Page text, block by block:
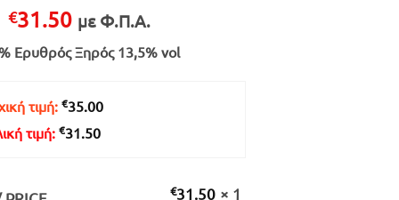
Original
was:
€31.50Η
τρέχουσα
τιμή
€31.50.
με Φ.Π.Α.
Ερυθρός Ξηρός 13,5% vol
τιμή: €35.00
τιμή: €31.50
€31.50 × 1